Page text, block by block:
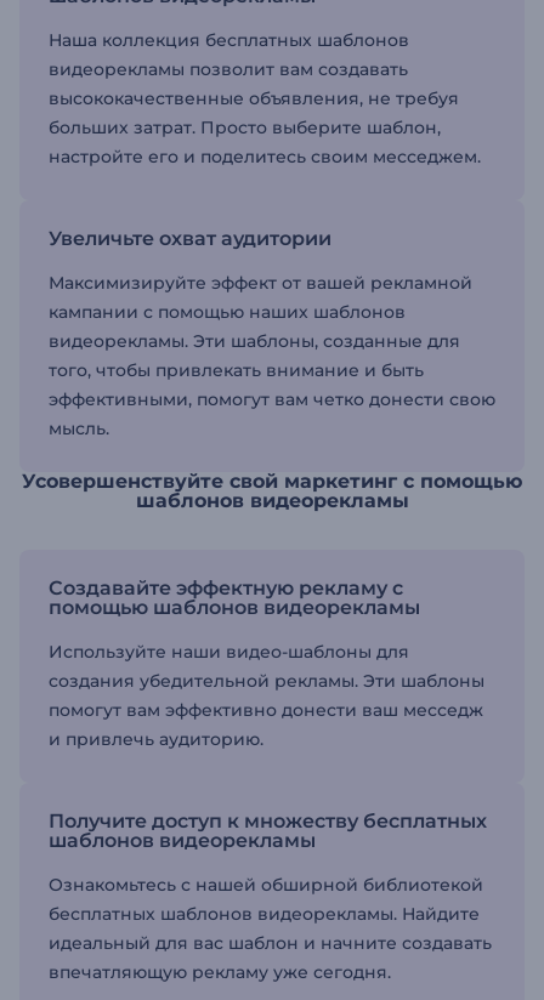
Наша коллекция бесплатных шаблонов
видеорекламы позволит вам создавать
высококачественные объявления, не требуя
больших затрат. Просто выберите шаблон,
настройте его и поделитесь своим месседжем.
Увеличьте охват аудитории
Максимизируйте эффект от вашей рекламной
кампании с помощью наших шаблонов
видеорекламы. Эти шаблоны, созданные для
того, чтобы привлекать внимание и быть
эффективными, помогут вам четко донести свою
мысль.
Усовершенствуйте свой маркетинг с помощью
шаблонов видеорекламы
Создавайте эффектную рекламу с
помощью шаблонов видеорекламы
Используйте наши видео-шаблоны для
создания убедительной рекламы. Эти шаблоны
помогут вам эффективно донести ваш месседж
и привлечь аудиторию.
Получите доступ к множеству бесплатных
шаблонов видеорекламы
Ознакомьтесь с нашей обширной библиотекой
бесплатных шаблонов видеорекламы. Найдите
идеальный для вас шаблон и начните создавать
впечатляющую рекламу уже сегодня.